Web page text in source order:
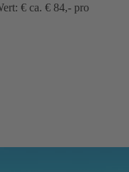
€ ca. € 84,- pro